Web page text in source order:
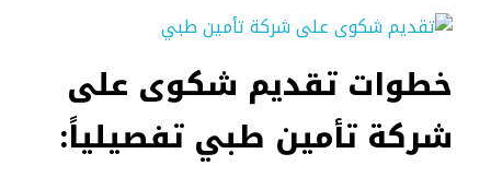
خطوات تقديم شكوى على
شركة تأمين طبي تفصيلياً: